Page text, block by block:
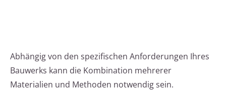
Abhängig von den spezifischen Anforderungen Ihres
Bauwerks kann die Kombination mehrerer
Materialien und Methoden notwendig sein.